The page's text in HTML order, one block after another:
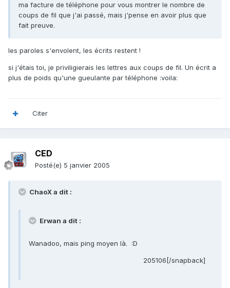
ma facture de téléphone pour vous montrer le nombre de
coups de fil que j'ai passé, mais j'pense en avoir plus que
fait preuve.
les paroles s'envolent, les écrits restent !
si j'étais toi, je priviligierais les lettres aux coups de fil. Un écrit a
plus de poids qu'une gueulante par téléphone :voila:
Citer
CED
Posté(e) 5 janvier 2005
ChaoX a dit :
Erwan a dit :
Wanadoo, mais ping moyen là. :D
205106[/snapback]